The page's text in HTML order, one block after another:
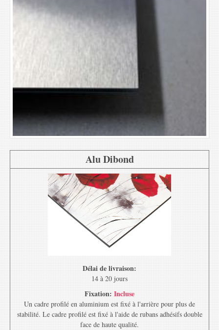
Alu Dibond
Délai de livraison:
14 à 20 jours
Fixation: Incluse
Un cadre profilé en aluminium est fixé à l'arrière pour plus de
stabilité. Le cadre profilé est fixé à l'aide de rubans adhésifs double
face de haute qualité.